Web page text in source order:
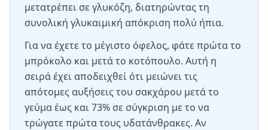
μετατρέπει σε γλυκόζη, διατηρώντας τη
συνολική γλυκαιμική απόκριση πολύ ήπια.
Για να έχετε το μέγιστο όφελος, φάτε πρώτα το
μπρόκολο και μετά το κοτόπουλο. Αυτή η
σειρά έχει αποδειχθεί ότι μειώνει τις
απότομες αυξήσεις του σακχάρου μετά το
γεύμα έως και 73% σε σύγκριση με το να
τρώγατε πρώτα τους υδατάνθρακες. Αν